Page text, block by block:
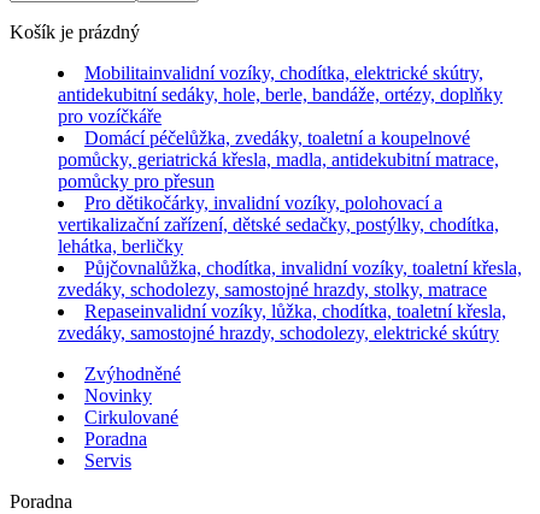
Košík je prázdný
Mobilitainvalidní vozíky, chodítka, elektrické skútry,
antidekubitní sedáky, hole, berle, bandáže, ortézy, doplňky
pro vozíčkáře
Domácí péčelůžka, zvedáky, toaletní a koupelnové
pomůcky, geriatrická křesla, madla, antidekubitní matrace,
pomůcky pro přesun
Pro dětikočárky, invalidní vozíky, polohovací a
vertikalizační zařízení, dětské sedačky, postýlky, chodítka,
lehátka, berličky
Půjčovnalůžka, chodítka, invalidní vozíky, toaletní křesla,
zvedáky, schodolezy, samostojné hrazdy, stolky, matrace
Repaseinvalidní vozíky, lůžka, chodítka, toaletní křesla,
zvedáky, samostojné hrazdy, schodolezy, elektrické skútry
Zvýhodněné
Novinky
Cirkulované
Poradna
Servis
Poradna